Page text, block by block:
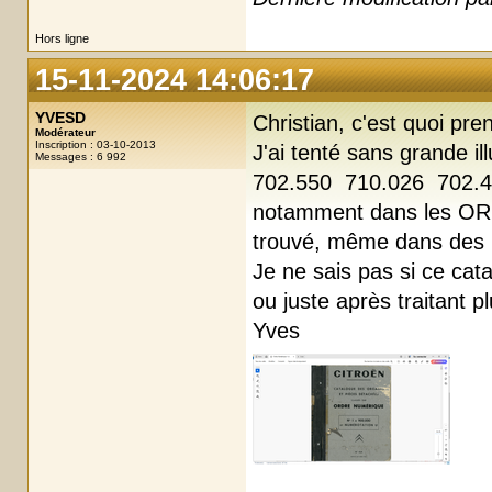
Hors ligne
15-11-2024 14:06:17
YVESD
Modérateur
Inscription : 03-10-2013
Messages : 6 992
Christian, c'est quoi
J'ai tenté sans grande
702.550 710.026
notamment dans les
trouvé, même dans
Je ne sais pas si ce
ou juste après traitant
Yves